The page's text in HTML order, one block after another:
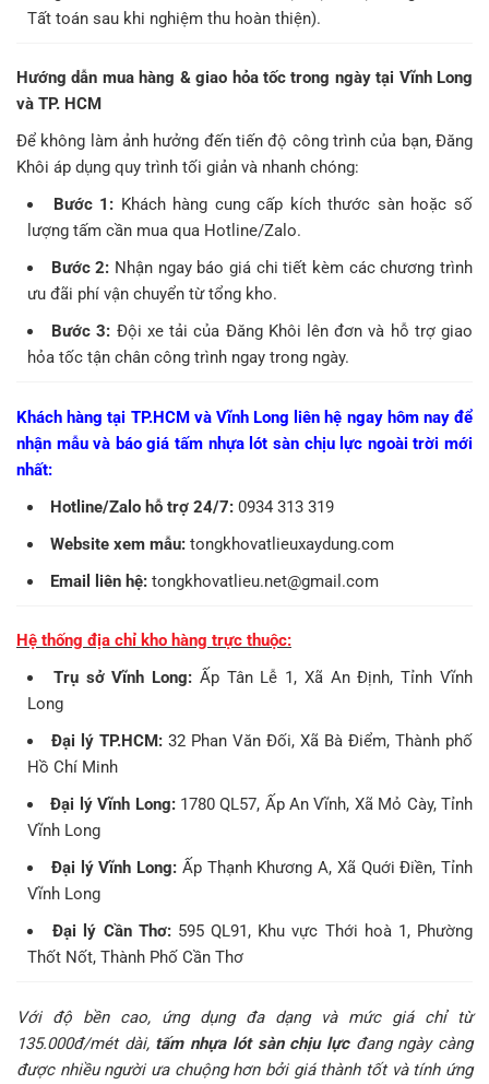
Tất toán sau khi nghiệm thu hoàn thiện).
Hướng dẫn mua hàng & giao hỏa tốc trong ngày tại Vĩnh Long
và TP. HCM
Để không làm ảnh hưởng đến tiến độ công trình của bạn, Đăng
Khôi áp dụng quy trình tối giản và nhanh chóng:
Bước 1: Khách hàng cung cấp kích thước sàn hoặc số
lượng tấm cần mua qua Hotline/Zalo.
Bước 2: Nhận ngay báo giá chi tiết kèm các chương trình
ưu đãi phí vận chuyển từ tổng kho.
Bước 3: Đội xe tải của Đăng Khôi lên đơn và hỗ trợ giao
hỏa tốc tận chân công trình ngay trong ngày.
Khách hàng tại TP.HCM và Vĩnh Long liên hệ ngay hôm nay để
nhận mẫu và báo giá tấm nhựa lót sàn chịu lực ngoài trời mới
nhất:
Hotline/Zalo hỗ trợ 24/7: 0934 313 319
Website xem mẫu: tongkhovatlieuxaydung.com
Email liên hệ: tongkhovatlieu.net@gmail.com
Hệ thống địa chỉ kho hàng trực thuộc:
Trụ sở Vĩnh Long: Ấp Tân Lễ 1, Xã An Định, Tỉnh Vĩnh
Long
Đại lý TP.HCM: 32 Phan Văn Đối, Xã Bà Điểm, Thành phố
Hồ Chí Minh
Đại lý Vĩnh Long: 1780 QL57, Ấp An Vĩnh, Xã Mỏ Cày, Tỉnh
Vĩnh Long
Đại lý Vĩnh Long: Ấp Thạnh Khương A, Xã Quới Điền, Tỉnh
Vĩnh Long
Đại lý Cần Thơ: 595 QL91, Khu vực Thới hoà 1, Phường
Thốt Nốt, Thành Phố Cần Thơ
Với độ bền cao, ứng dụng đa dạng và mức giá chỉ từ
135.000đ/mét dài, tấm nhựa lót sàn chịu lựcđang ngày càng
được nhiều người ưa chuộng hơn bởi giá thành tốt và tính ứng